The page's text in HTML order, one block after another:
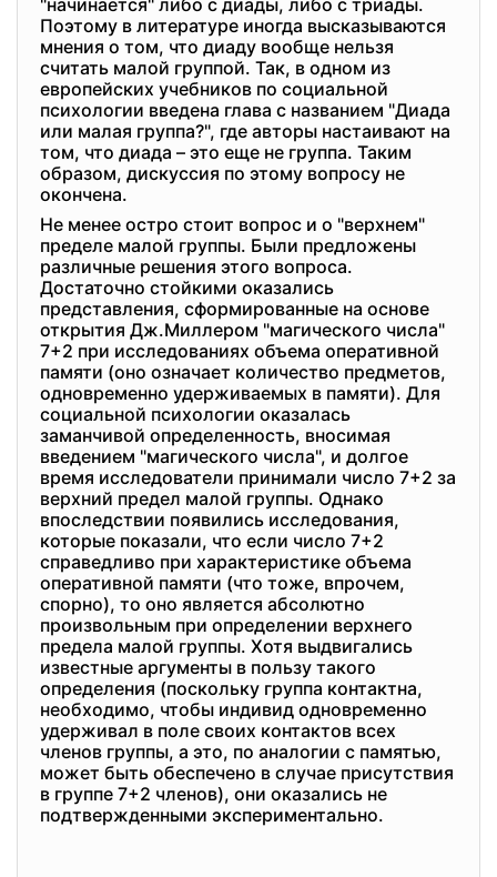
"начинается" либо с диады, либо с триады.
Поэтому в литературе иногда высказываются
мнения о том, что диаду вообще нельзя
считать малой группой. Так, в одном из
европейских учебников по социальной
психологии введена глава с названием "Диада
или малая группа?", где авторы настаивают на
том, что диада – это еще не группа. Таким
образом, дискуссия по этому вопросу не
окончена.
Не менее остро стоит вопрос и о "верхнем"
пределе малой группы. Были предложены
различные решения этого вопроса.
Достаточно стойкими оказались
представления, сформированные на основе
открытия Дж.Миллером "магического числа"
7+2 при исследованиях объема оперативной
памяти (оно означает количество предметов,
одновременно удерживаемых в памяти). Для
социальной психологии оказалась
заманчивой определенность, вносимая
введением "магического числа", и долгое
время исследователи принимали число 7+2 за
верхний предел малой группы. Однако
впоследствии появились исследования,
которые показали, что если число 7+2
справедливо при характеристике объема
оперативной памяти (что тоже, впрочем,
спорно), то оно является абсолютно
произвольным при определении верхнего
предела малой группы. Хотя выдвигались
известные аргументы в пользу такого
определения (поскольку группа контактна,
необходимо, чтобы индивид одновременно
удерживал в поле своих контактов всех
членов группы, а это, по аналогии с памятью,
может быть обеспечено в случае присутствия
в группе 7+2 членов), они оказались не
подтвержденными экспериментально.